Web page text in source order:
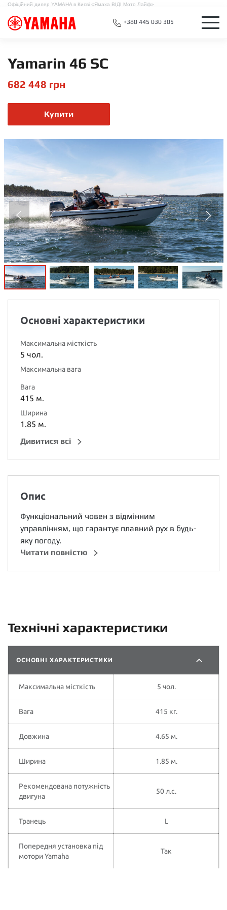
Офіційний дилер YAMAHA в Києві «Ямаха ВІДІ Мото Лайф»
+380 445 030 305
Yamarin 46 SC
682 448 грн
Купити
Основні характеристики
Максимальна місткість
5 чол.
Максимальна вага
Вага
415 м.
Ширина
1.85 м.
Дивитися всі
Опис
Функціональний човен з відмінним
управлінням, що гарантує плавний рух в будь-
яку погоду.
Читати повністю
Технічні характеристики
ОСНОВНІ ХАРАКТЕРИСТИКИ
Максимальна місткість 5 чол.
Вага 415 кг.
Довжина 4.65 м.
Ширина 1.85 м.
Рекомендована потужність
двигуна
50 л.с.
Транець L
Попередня установка під
мотори Yamaha
Так